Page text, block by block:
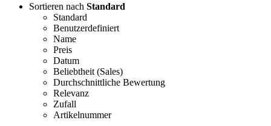
Sortieren nach Standard
Standard
Benutzerdefiniert
Name
Preis
Datum
Beliebtheit (Sales)
Durchschnittliche Bewertung
Relevanz
Zufall
Artikelnummer